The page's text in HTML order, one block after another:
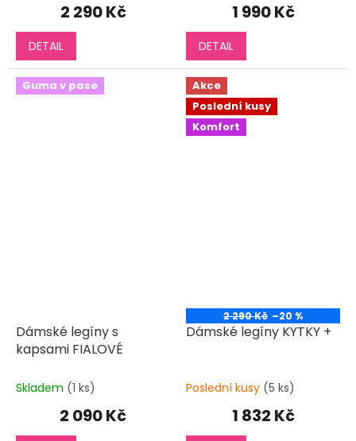
2 290 Kč
DETAIL
1 990 Kč
DETAIL
Guma v pase
Dámské legíny s
kapsami FIALOVÉ
Skladem (1 ks)
2 090 Kč
Akce
Poslední kusy
Komfort
2 290 Kč –20 %
Dámské legíny KYTKY +
Poslední kusy (5 ks)
1 832 Kč